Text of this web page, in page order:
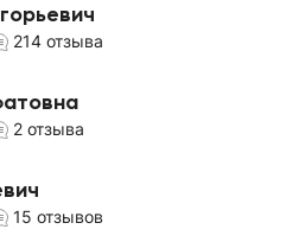
214 отзыва
2 отзыва
15 отзывов